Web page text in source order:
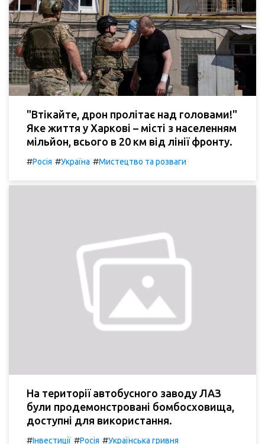
"Втікайте, дрон пролітає над головами!"
Яке життя у Харкові – місті з населенням
мільйон, всього в 20 км від лінії фронту.
#Росія #Україна #Мистецтво та розваги
На території автобусного заводу ЛАЗ
були продемонстровані бомбосховища,
доступні для використання.
#Інвестиції #Росія #Українська гривня